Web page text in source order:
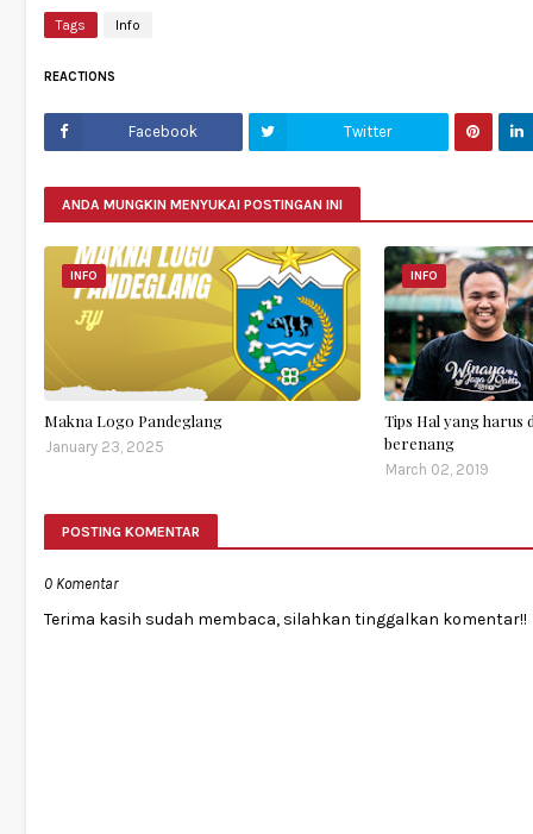
Tags Info
REACTIONS
Facebook Twitter
ANDA MUNGKIN MENYUKAI POSTINGAN INI
INFO
Makna Logo Pandeglang
January 23, 2025
INFO
Tips Hal yang harus
berenang
March 02, 2019
POSTING KOMENTAR
0 Komentar
Terima kasih sudah membaca, silahkan tinggalkan komentar!!